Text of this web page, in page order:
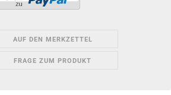
AUF DEN MERKZETTEL
FRAGE ZUM PRODUKT